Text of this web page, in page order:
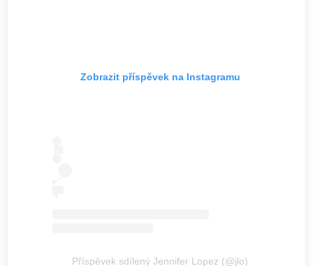
Zobrazit příspěvek na Instagramu
Příspěvek sdílený Jennifer Lopez (@jlo)